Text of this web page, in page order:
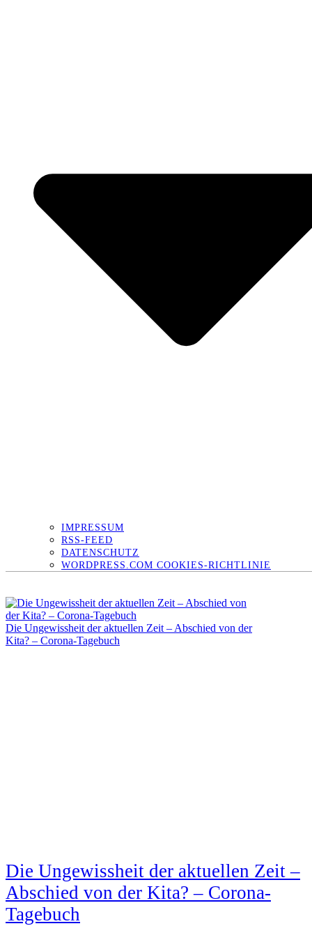
IMPRESSUM
RSS-FEED
DATENSCHUTZ
WORDPRESS.COM COOKIES-RICHTLINIE
Die Ungewissheit der aktuellen Zeit – Abschied von der
Kita? – Corona-Tagebuch
Die Ungewissheit der aktuellen Zeit –
Abschied von der Kita? – Corona-
Tagebuch